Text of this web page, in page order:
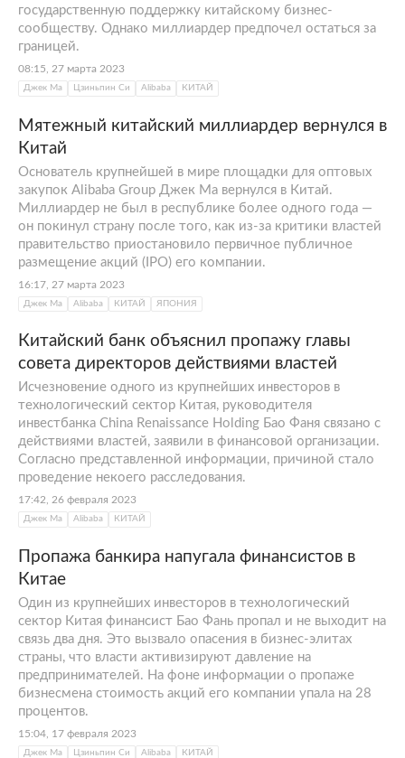
государственную поддержку китайскому бизнес-
сообществу. Однако миллиардер предпочел остаться за
границей.
08:15, 27 марта 2023
Джек Ма Цзиньпин Си Alibaba КИТАЙ
Мятежный китайский миллиардер вернулся в
Китай
Основатель крупнейшей в мире площадки для оптовых
закупок Alibaba Group Джек Ма вернулся в Китай.
Миллиардер не был в республике более одного года —
он покинул страну после того, как из-за критики властей
правительство приостановило первичное публичное
размещение акций (IPO) его компании.
16:17, 27 марта 2023
Джек Ма Alibaba КИТАЙ ЯПОНИЯ
Китайский банк объяснил пропажу главы
совета директоров действиями властей
Исчезновение одного из крупнейших инвесторов в
технологический сектор Китая, руководителя
инвестбанка China Renaissance Holding Бао Фаня связано с
действиями властей, заявили в финансовой организации.
Согласно представленной информации, причиной стало
проведение некоего расследования.
17:42, 26 февраля 2023
Джек Ма Alibaba КИТАЙ
Пропажа банкира напугала финансистов в
Китае
Один из крупнейших инвесторов в технологический
сектор Китая финансист Бао Фань пропал и не выходит на
связь два дня. Это вызвало опасения в бизнес-элитах
страны, что власти активизируют давление на
предпринимателей. На фоне информации о пропаже
бизнесмена стоимость акций его компании упала на 28
процентов.
15:04, 17 февраля 2023
Джек Ма Цзиньпин Си Alibaba КИТАЙ